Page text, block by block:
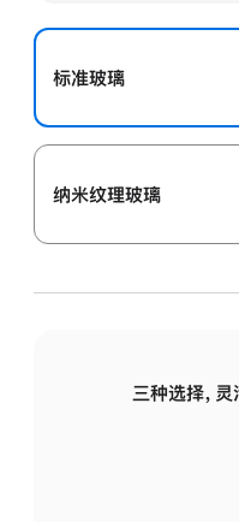
标准玻璃
纳米纹理玻璃
三种选择，